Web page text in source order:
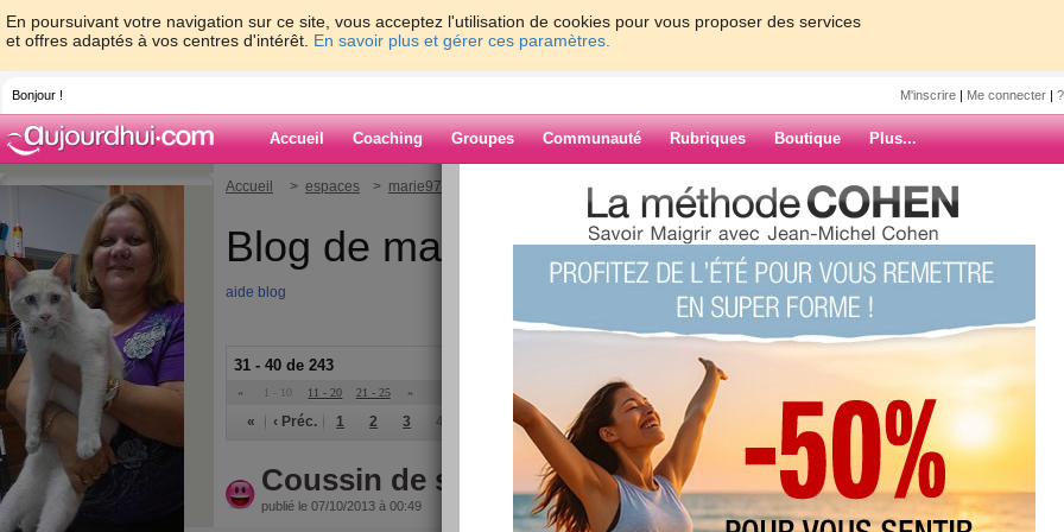
En poursuivant votre navigation sur ce site, vous acceptez l'utilisation de cookies pour vous proposer des services
et offres adaptés à vos centres d'intérêt. En savoir plus et gérer ces paramètres.
Bonjour ! M'inscrire | Me connecter |
Accueil Coaching Groupes Communauté Rubriques Boutique Plus...
Accueil > espaces > marie97490
Blog de marie97490
aide blog
31 - 40 de 243
« 1 - 10 11 - 20 21 - 25 »
« ‹ Préc. 1 2 3 4 7 8 9 10 Suiv. ›
Coussin de sa majesté
publié le 07/10/2013 à 00:49 ARCHIVES